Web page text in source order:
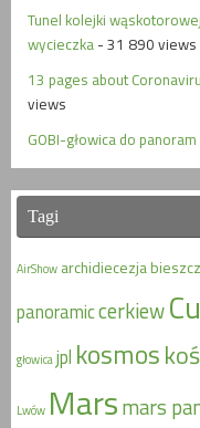
Tunel kolejki
wycieczka - 31 890 views
13 pages about
views
GOBI-głowica do
Tagi
AirShow archidiecezja
panoramiccerkiew
głowicajpl kosmos
Lwów Marsmars